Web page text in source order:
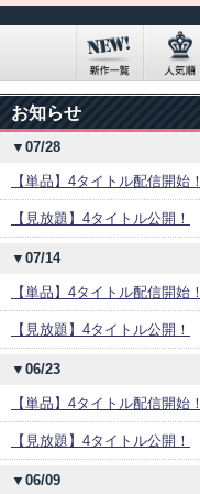
お知らせ
▼07/28
【単品】4タイトル配信開始！
【見放題】4タイトル公開！
▼07/14
【単品】4タイトル配信開始！
【見放題】4タイトル公開！
▼06/23
【単品】4タイトル配信開始！
【見放題】4タイトル公開！
▼06/09